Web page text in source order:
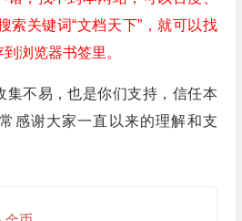
索关键词“文档天下”，就可以找
浏览器书签里。
集不易，也是你们支持，信任本
感谢大家一直以来的理解和支